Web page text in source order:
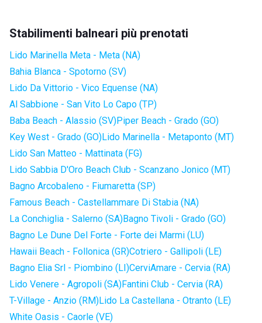
Stabilimenti balneari più prenotati
Lido Marinella Meta - Meta (NA)
Bahia Blanca - Spotorno (SV)
Lido Da Vittorio - Vico Equense (NA)
Al Sabbione - San Vito Lo Capo (TP)
Baba Beach - Alassio (SV)Piper Beach - Grado (GO)
Key West - Grado (GO)Lido Marinella - Metaponto (MT)
Lido San Matteo - Mattinata (FG)
Lido Sabbia D'Oro Beach Club - Scanzano Jonico (MT)
Bagno Arcobaleno - Fiumaretta (SP)
Famous Beach - Castellammare Di Stabia (NA)
La Conchiglia - Salerno (SA)Bagno Tivoli - Grado (GO)
Bagno Le Dune Del Forte - Forte dei Marmi (LU)
Hawaii Beach - Follonica (GR)Cotriero - Gallipoli (LE)
Bagno Elia Srl - Piombino (LI)CerviAmare - Cervia (RA)
Lido Venere - Agropoli (SA)Fantini Club - Cervia (RA)
T-Village - Anzio (RM)Lido La Castellana - Otranto (LE)
White Oasis - Caorle (VE)